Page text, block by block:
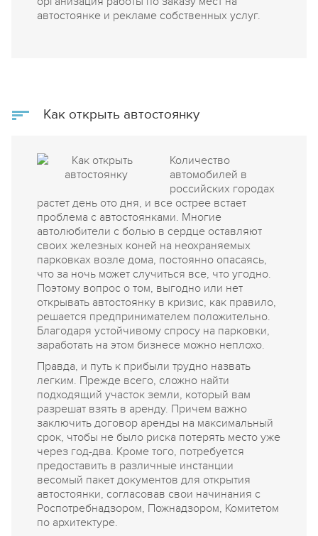
автостоянке и рекламе собственных услуг.
Как открыть автостоянку
Количество
автомобилей в
российских городах
растет день ото дня, и все острее встает
проблема с автостоянками. Многие
автолюбители с болью в сердце оставляют
своих железных коней на неохраняемых
парковках возле дома, постоянно опасаясь,
что за ночь может случиться все, что угодно.
Поэтому вопрос о том, выгодно или нет
открывать автостоянку в кризис, как правило,
решается предпринимателем положительно.
Благодаря устойчивому спросу на парковки,
заработать на этом бизнесе можно неплохо.
Правда, и путь к прибыли трудно назвать
легким. Прежде всего, сложно найти
подходящий участок земли, который вам
разрешат взять в аренду. Причем важно
заключить договор аренды на максимальный
срок, чтобы не было риска потерять место уже
через год-два. Кроме того, потребуется
предоставить в различные инстанции
весомый пакет документов для открытия
автостоянки, согласовав свои начинания с
Роспотребнадзором, Пожнадзором, Комитетом
по архитектуре.